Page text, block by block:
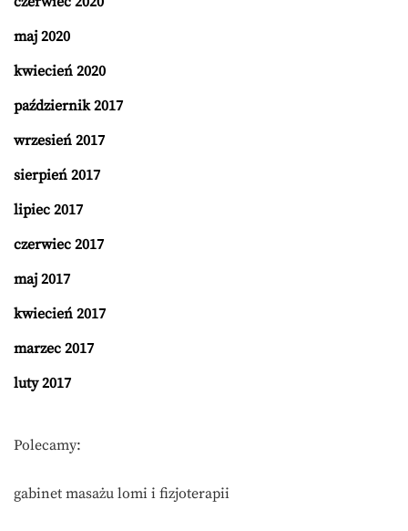
maj 2020
kwiecień 2020
październik 2017
wrzesień 2017
sierpień 2017
lipiec 2017
czerwiec 2017
maj 2017
kwiecień 2017
marzec 2017
luty 2017
Polecamy:
gabinet masażu lomi i fizjoterapii